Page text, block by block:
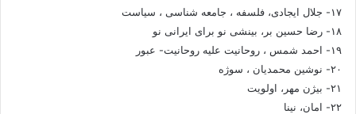
۱۷- جلال ایجادی، فلسفه ، جامعه شناسی ، سیاست
۱۸- رضا حسین بر، بینشی نو برای ایرانی نو
۱۹- احمد شمس ، روحانیت علیه روحانیت- عبور
۲۰- نوشین محمدیان ، سوژه
۲۱- بیژن مهر، اولویت
۲۲- امان، نینا